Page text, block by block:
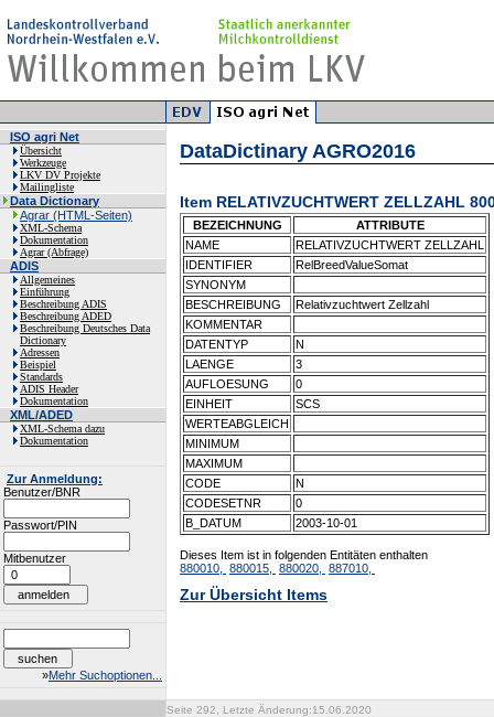
ISO agri Net
Übersicht
Werkzeuge
LKV DV Projekte
Mailingliste
Data Dictionary
Agrar (HTML-Seiten)
XML-Schema
Dokumentation
Agrar (Abfrage)
ADIS
Allgemeines
Einführung
Beschreibung ADIS
Beschreibung ADED
Beschreibung Deutsches Data
Dictionary
Adressen
Beispiel
Standards
ADIS Header
Dokumentation
XML/ADED
XML-Schema dazu
Dokumentation
Zur Anmeldung:
Benutzer/BNR
Passwort/PIN
Mitbenutzer
»Mehr Suchoptionen...
DataDictinary AGRO2016
Item RELATIVZUCHTWERT ZELLZAHL
BEZEICHNUNG
ATTRIBUTE
NAME
RELATIVZUCHTWERT ZELLZAHL
IDENTIFIER
RelBreedValueSomat
SYNONYM
BESCHREIBUNG
Relativzuchtwert Zellzahl
KOMMENTAR
DATENTYP
N
LAENGE
3
AUFLOESUNG
0
EINHEIT
SCS
WERTEABGLEICH
MINIMUM
MAXIMUM
CODE
N
CODESETNR
0
B_DATUM
2003-10-01
Dieses Item ist in folgenden Entitäten enthalten
880010,
880015, 880020, 887010,
Zur Übersicht Items
Seite 292, Letzte Änderung:15.06.2020